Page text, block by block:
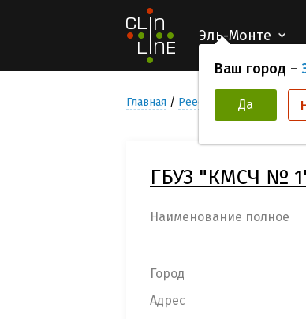
Эль-Монте
Ваш город –
Да
Главная Реестр Медицинских
ГБУЗ "КМСЧ №
Наименование полное
Город
Адрес